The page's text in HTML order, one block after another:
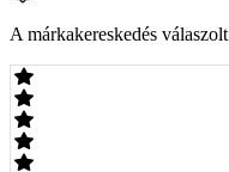
A márkakereskedés válaszolt